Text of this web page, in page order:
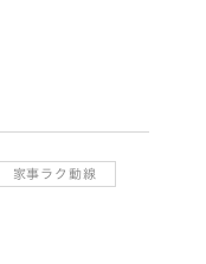
家事ラク動線